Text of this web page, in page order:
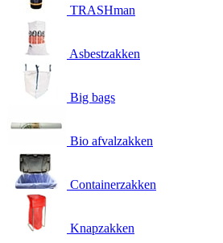
TRASHman
Asbestzakken
Big bags
Bio afvalzakken
Containerzakken
Knapzakken